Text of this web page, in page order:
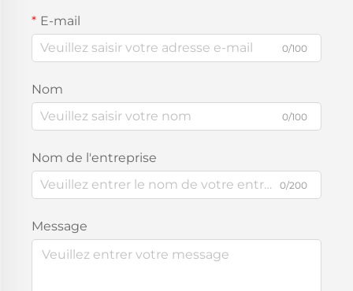
E-mail
0/100
Nom
0/100
Nom de l'entreprise
0/200
Message